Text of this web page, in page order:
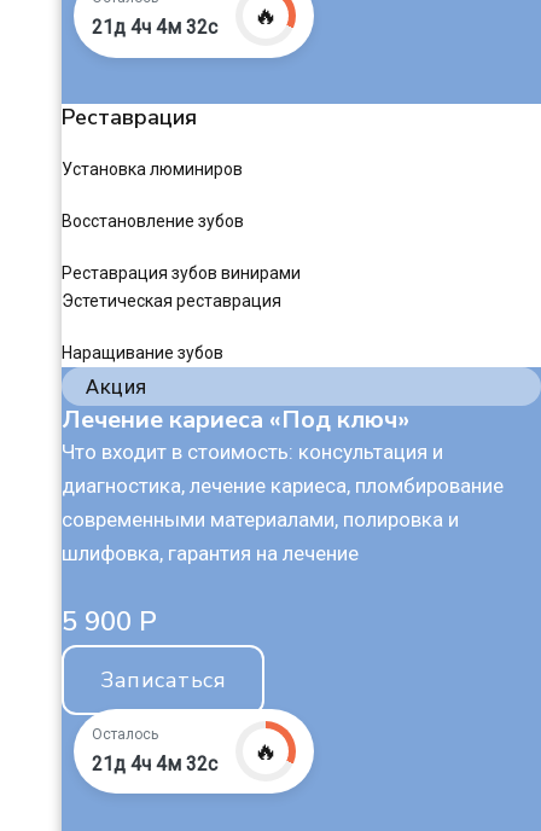
21д 4ч 4м 31с 🔥
Реставрация
Установка люминиров
Восстановление зубов
Реставрация зубов винирами
Эстетическая реставрация
Наращивание зубов
Акция
Лечение кариеса «Под ключ»
Что входит в стоимость: консультация и
диагностика, лечение кариеса, пломбирование
современными материалами, полировка и
шлифовка, гарантия на лечение
5 900 Р
Записаться
Осталось
21д 4ч 4м 31с 🔥